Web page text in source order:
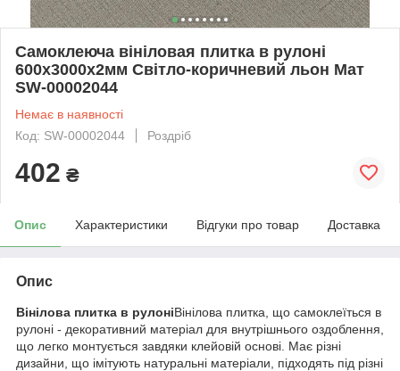
Самоклеюча вініловая плитка в рулоні
600х3000х2мм Світло-коричневий льон Мат
SW-00002044
Немає в наявності
Код: SW-00002044
Роздріб
402 ₴
Опис Характеристики Відгуки про товар Доставка
Опис
Вінілова плитка в рулоніВінілова плитка, що самоклеїться в
рулоні - декоративний матеріал для внутрішнього оздоблення,
що легко монтується завдяки клейовій основі. Має різні
дизайни, що імітують натуральні матеріали, підходять під різні